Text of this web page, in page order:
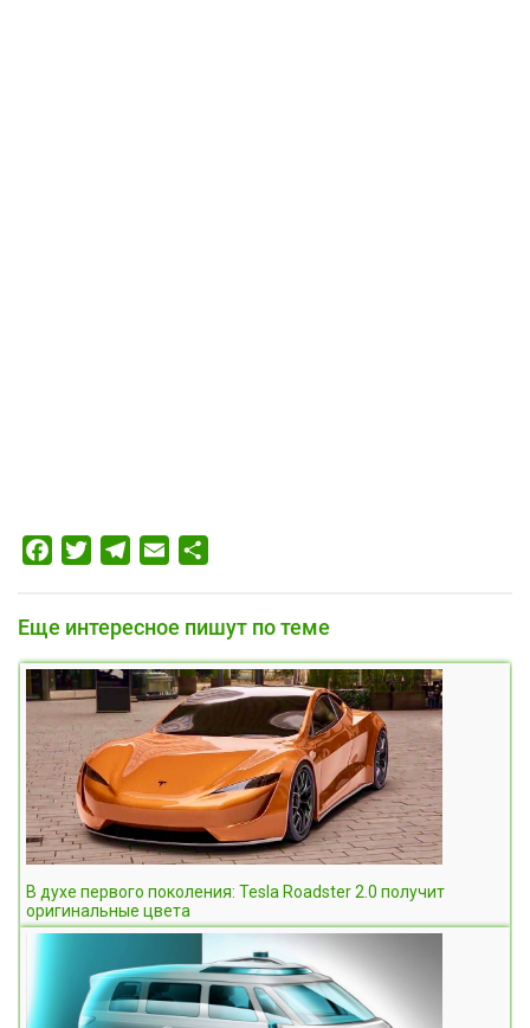
FacebookTwitterTelegram
Email
Еще интересное пишут по теме
В духе первого поколения: Tesla Roadster 2.0 получит
оригинальные цвета